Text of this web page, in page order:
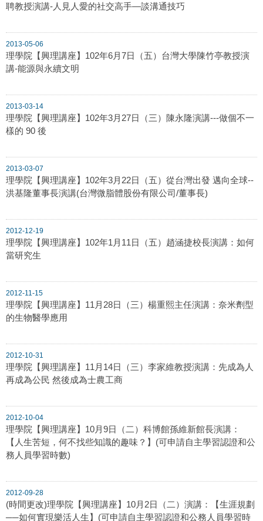
聘教授演講-人見人愛的社交高手—談溝通技巧
2013-05-06
理學院【興理講座】102年6月7日（五）台灣大學陳竹亭教授演
講-能源與永續文明
2013-03-14
理學院【興理講座】102年3月27日（三）陳永隆演講---做個不一
樣的 90 後
2013-03-07
理學院【興理講座】102年3月22日（五）從台灣出發 邁向全球--
洪基隆董事長演講(台灣微脂體股份有限公司/董事長)
2012-12-19
理學院【興理講座】102年1月11日（五）趙涵捷校長演講：如何
當研究生
2012-11-15
理學院【興理講座】11月28日（三）楊重熙主任演講：奈米劑型
的生物醫學應用
2012-10-31
理學院【興理講座】11月14日（三）李家維教授演講：先成為人
再成為公民 然後成為士農工商
2012-10-04
理學院【興理講座】10月9日（二）科博館孫維新館長演講：
【人生苦短，何不找些知識的趣味？】(可申請自主學習認證和公
務人員學習時數)
2012-09-28
(時間更改)理學院【興理講座】10月2日（二）演講：【生涯規劃
──如何實現樂活人生】(可申請自主學習認證和公務人員學習時